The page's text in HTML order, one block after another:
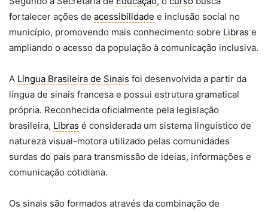
fortalecer ações de acessibilidade e inclusão social no
município, promovendo mais conhecimento sobre Libras e
ampliando o acesso da população à comunicação inclusiva.
A Língua Brasileira de Sinais foi desenvolvida a partir da
língua de sinais francesa e possui estrutura gramatical
própria. Reconhecida oficialmente pela legislação
brasileira, Libras é considerada um sistema linguístico de
natureza visual-motora utilizado pelas comunidades
surdas do país para transmissão de ideias, informações e
comunicação cotidiana.
Os sinais são formados através da combinação de